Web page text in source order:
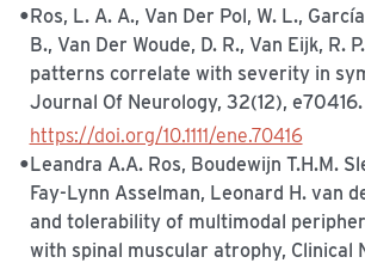
Ros, L. A. A., Van Der Pol, W. L.,
B., Van Der Woude, D. R., Van Eijk, R.
patterns correlate with severity in
Journal Of Neurology, 32(12),
https://doi.org/10.1111/ene.70416
Leandra A.A. Ros, Boudewijn T.H.M.
Fay-Lynn Asselman, Leonard H. van
and tolerability of multimodal
with spinal muscular atrophy, Clinical